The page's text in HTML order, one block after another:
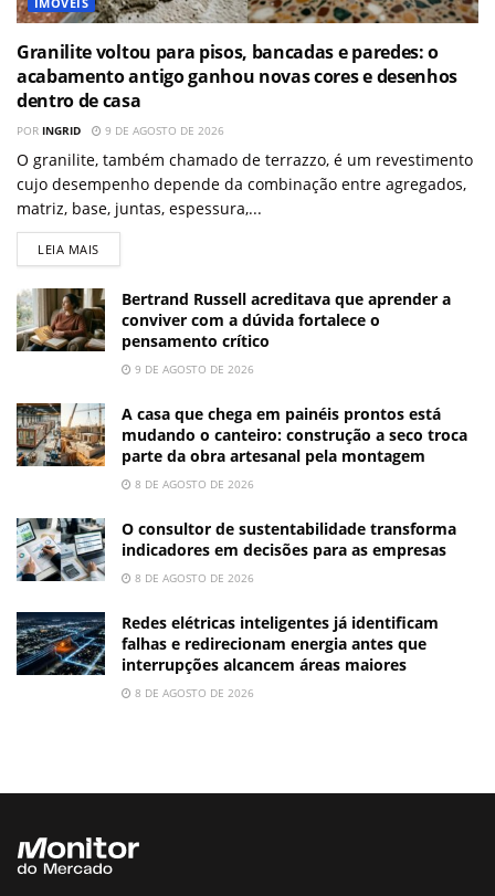
Granilite voltou para pisos, bancadas e paredes: o
acabamento antigo ganhou novas cores e desenhos
dentro de casa
POR INGRID 9 DE AGOSTO DE 2026
O granilite, também chamado de terrazzo, é um revestimento
cujo desempenho depende da combinação entre agregados,
matriz, base, juntas, espessura,...
LEIA MAIS
Bertrand Russell acreditava que aprender a
conviver com a dúvida fortalece o
pensamento crítico
9 DE AGOSTO DE 2026
A casa que chega em painéis prontos está
mudando o canteiro: construção a seco troca
parte da obra artesanal pela montagem
8 DE AGOSTO DE 2026
O consultor de sustentabilidade transforma
indicadores em decisões para as empresas
8 DE AGOSTO DE 2026
Redes elétricas inteligentes já identificam
falhas e redirecionam energia antes que
interrupções alcancem áreas maiores
8 DE AGOSTO DE 2026